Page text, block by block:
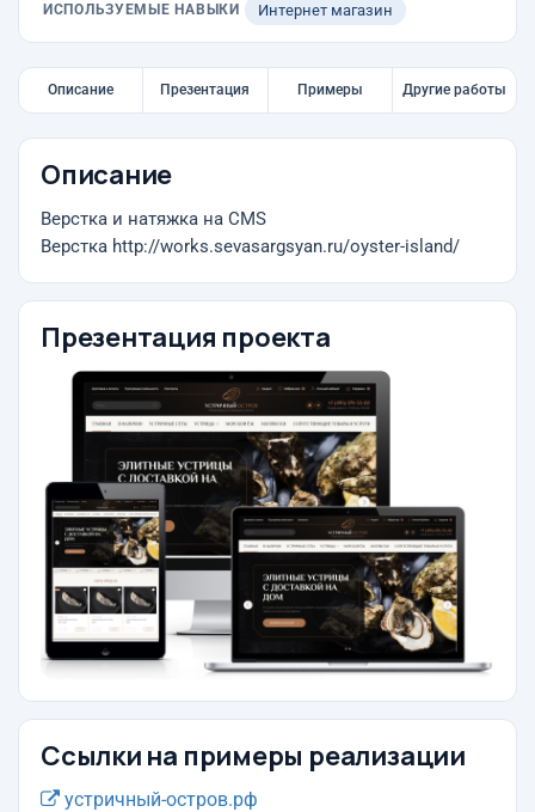
ИСПОЛЬЗУЕМЫЕ НАВЫКИ Интернет магазин
Описание Презентация Примеры Другие работы
Описание
Верстка и натяжка на CMS
Верстка http://works.sevasargsyan.ru/oyster-island/
Презентация проекта
Ссылки на примеры реализации
устричный-остров.рф